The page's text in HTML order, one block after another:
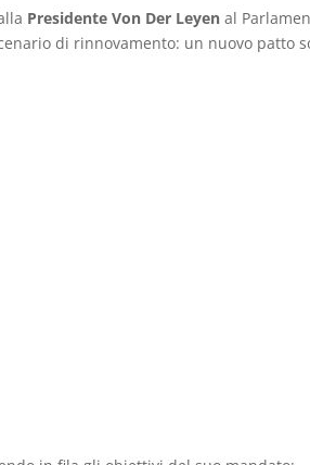
Presidente Von Der Leyen al
di rinnovamento: un nuovo patto